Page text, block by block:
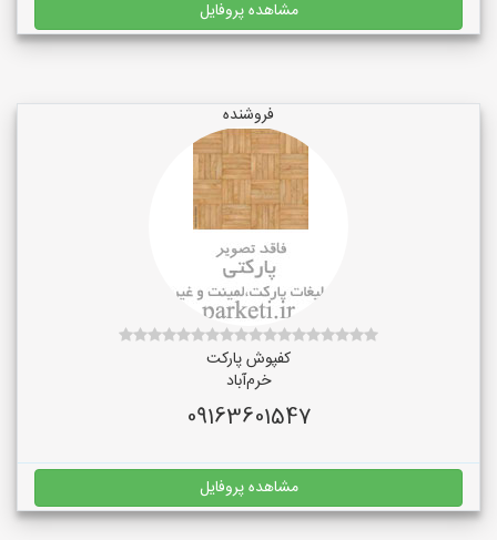
مشاهده پروفایل
فروشنده
کفپوش پارکت
خرم‌آباد
09163601547
مشاهده پروفایل